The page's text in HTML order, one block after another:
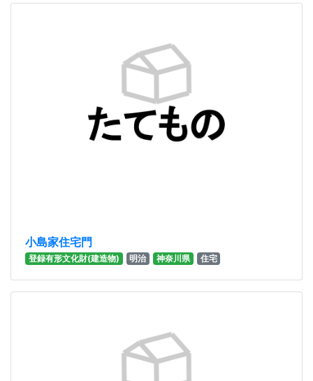
小島家住宅門
登録有形文化財(建造物) 明治 神奈川県 住宅